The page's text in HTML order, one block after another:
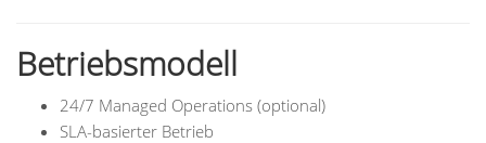
Betriebsmodell
24/7 Managed Operations (optional)
SLA-basierter Betrieb